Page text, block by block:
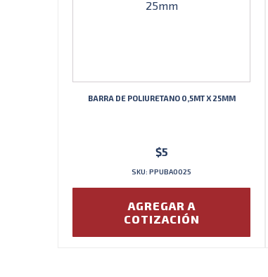
BARRA DE POLIURETANO 0,5MT X 25MM
$5
SKU: PPUBA0025
AGREGAR A
COTIZACIÓN